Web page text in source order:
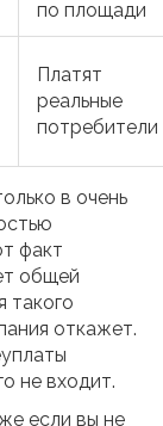
по площади
Платят
реальные
потребители
в очень
факт
общей
такого
откажет.
не входит.
если вы не